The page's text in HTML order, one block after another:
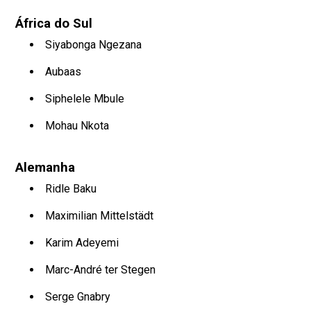
África do Sul
Siyabonga Ngezana
Aubaas
Siphelele Mbule
Mohau Nkota
Alemanha
Ridle Baku
Maximilian Mittelstädt
Karim Adeyemi
Marc-André ter Stegen
Serge Gnabry